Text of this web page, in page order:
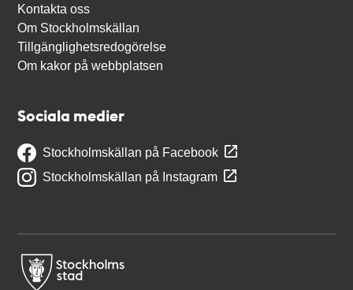
Kontakta oss
Om Stockholmskällan
Tillgänglighetsredogörelse
Om kakor på webbplatsen
Sociala medier
Stockholmskällan på Facebook
Stockholmskällan på Instagram